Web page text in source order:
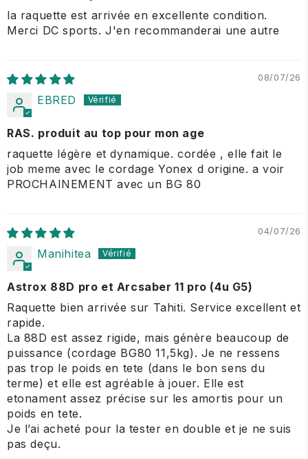
la raquette est arrivée en excellente condition.
Merci DC sports. J'en recommanderai une autre
08/07/26
EBRED
RAS. produit au top pour mon age
raquette légère et dynamique. cordée , elle fait le
job meme avec le cordage Yonex d origine. a voir
PROCHAINEMENT avec un BG 80
04/07/26
Manihitea
Astrox 88D pro et Arcsaber 11 pro (4u G5)
Raquette bien arrivée sur Tahiti. Service excellent et
rapide.
La 88D est assez rigide, mais génère beaucoup de
puissance (cordage BG80 11,5kg). Je ne ressens
pas trop le poids en tete (dans le bon sens du
terme) et elle est agréable à jouer. Elle est
etonament assez précise sur les amortis pour un
poids en tete.
Je l’ai acheté pour la tester en double et je ne suis
pas deçu.